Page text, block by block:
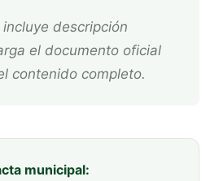
el documento oficial
contenido completo.
municipal: